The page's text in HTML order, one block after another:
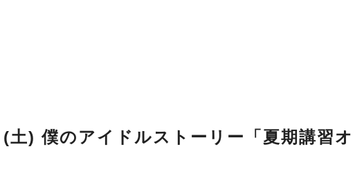
土) 僕のアイドルストーリー「夏期講習オ